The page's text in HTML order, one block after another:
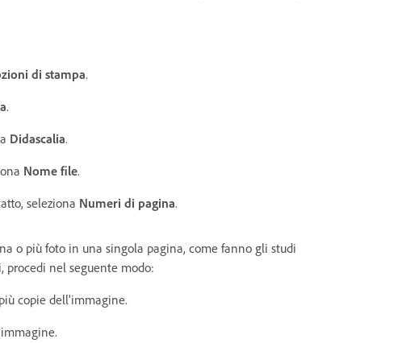
di stampa.
.
Didascalia.
Nome file.
seleziona Numeri di pagina.
o più foto in una singola pagina, come fanno gli studi
nel seguente modo:
copie dell'immagine.